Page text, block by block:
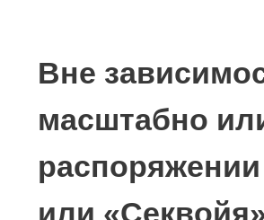
трансформер, может быть
крупногабаритных экспонатов.
на летнюю веранду площадью
организации мероприятий на
Тент на внутренней